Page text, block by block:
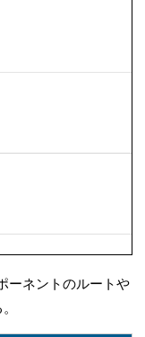
ーネントのルートや